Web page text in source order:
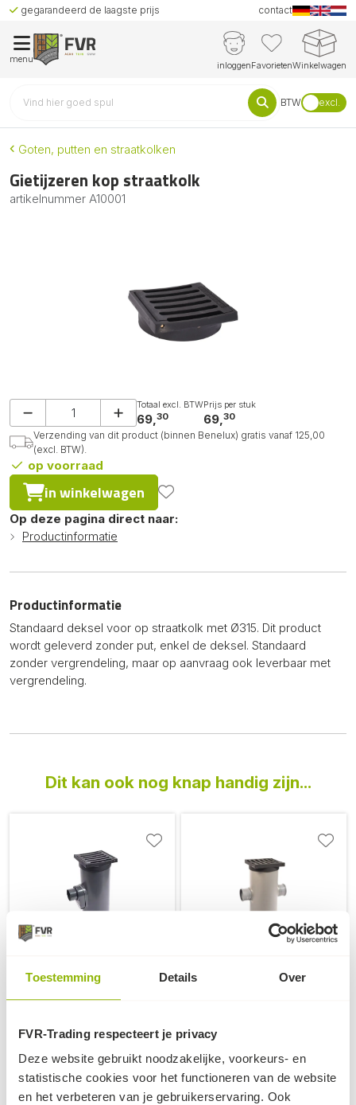
Toestemming Details Over
FVR-Trading respecteert je privacy
Deze website gebruikt noodzakelijke, voorkeurs- en
statistische cookies voor het functioneren van de website
en het verbeteren van je gebruikerservaring. Ook
gegarandeerd de laagste prijs contact
menu
inloggenFavorietenWinkelwagen
BTW excl.
Goten, putten en straatkolken
Gietijzeren kop straatkolk
artikelnummer A10001
Totaal excl. BTW
69, 30
Prijs per stuk
69, 30
Verzending van dit product (binnen Benelux) gratis vanaf 125,00
(excl. BTW).
op voorraad
in winkelwagen
Op deze pagina direct naar:
Productinformatie
Productinformatie
Standaard deksel voor op straatkolk met Ø315. Dit product
wordt geleverd zonder put, enkel de deksel. Standaard
zonder vergrendeling, maar op aanvraag ook leverbaar met
vergrendeling.
Dit kan ook nog knap handig zijn...
uitgang
standaard straatkolk met
enkele uitgang,
gietijzeren dekstel
112,-
(excl. BTW, per stuk)
dubbele, gelijke
uitgang
uitgangen
199,-
(excl. BTW, per stuk)